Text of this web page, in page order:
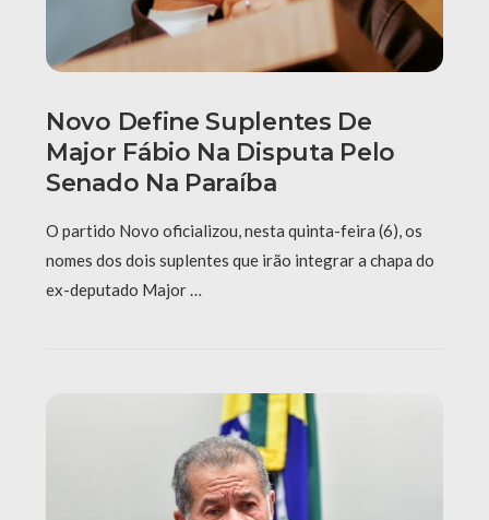
Novo Define Suplentes De
Major Fábio Na Disputa Pelo
Senado Na Paraíba
O partido Novo oficializou, nesta quinta-feira (6), os
nomes dos dois suplentes que irão integrar a chapa do
ex-deputado Major …